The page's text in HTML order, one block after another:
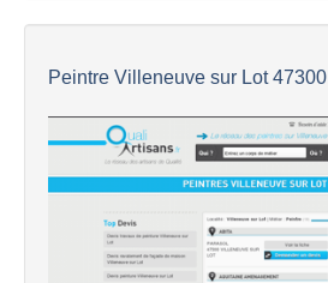
Peintre Villeneuve sur Lot 47300